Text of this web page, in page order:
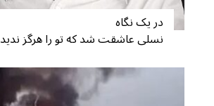
در یک نگاه
نسلی عاشقت شد که تو را هرگز ندید